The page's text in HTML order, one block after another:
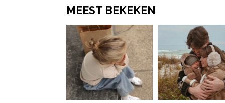
MEEST BEKEKEN